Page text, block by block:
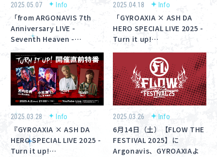
Chronicle
お問い合わせ
2025.05.07 Info
「from ARGONAVIS 7th
Anniversary LIVE -
Seventh Heaven -…
2025.04.18 Info
「GYROAXIA × ASH DA
HERO SPECIAL LIVE 2025 -
Turn it up!…
2025.03.28 Info
『GYROAXIA × ASH DA
HERO SPECIAL LIVE 2025 -
Turn it up!…
2025.03.26 Info
6月14日（土）【FLOW THE
FESTIVAL 2025】に
Argonavis、GYROAXIAよ